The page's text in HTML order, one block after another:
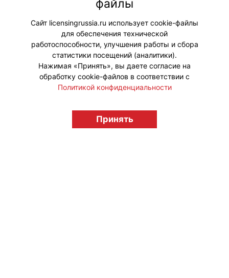
распространялся весенний выпуск
журнала.
#Мероприятия
licensingrussia.ru, 2009-2026 12+
файлы
Сайт licensingrussia.ru использует cookie-файлы
для обеспечения технической
работоспособности, улучшения работы и сбора
статистики посещений (аналитики).
Нажимая «Принять», вы даете согласие на
обработку cookie-файлов в соответствии с
Политикой конфиденциальности
Принять